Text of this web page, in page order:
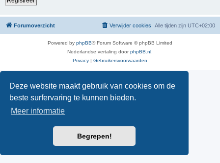
Deze website maakt gebruik van cookies om de
beste surfervaring te kunnen bieden.
Meer informatie
Begrepen!
Forumoverzicht Alle tijden zijn UTC+02:00
Verwijder cookies
Powered by phpBB® Forum Software © phpBB Limited
Nederlandse vertaling doorphpBB.nl
Privacy | Gebruikersvoorwaarden